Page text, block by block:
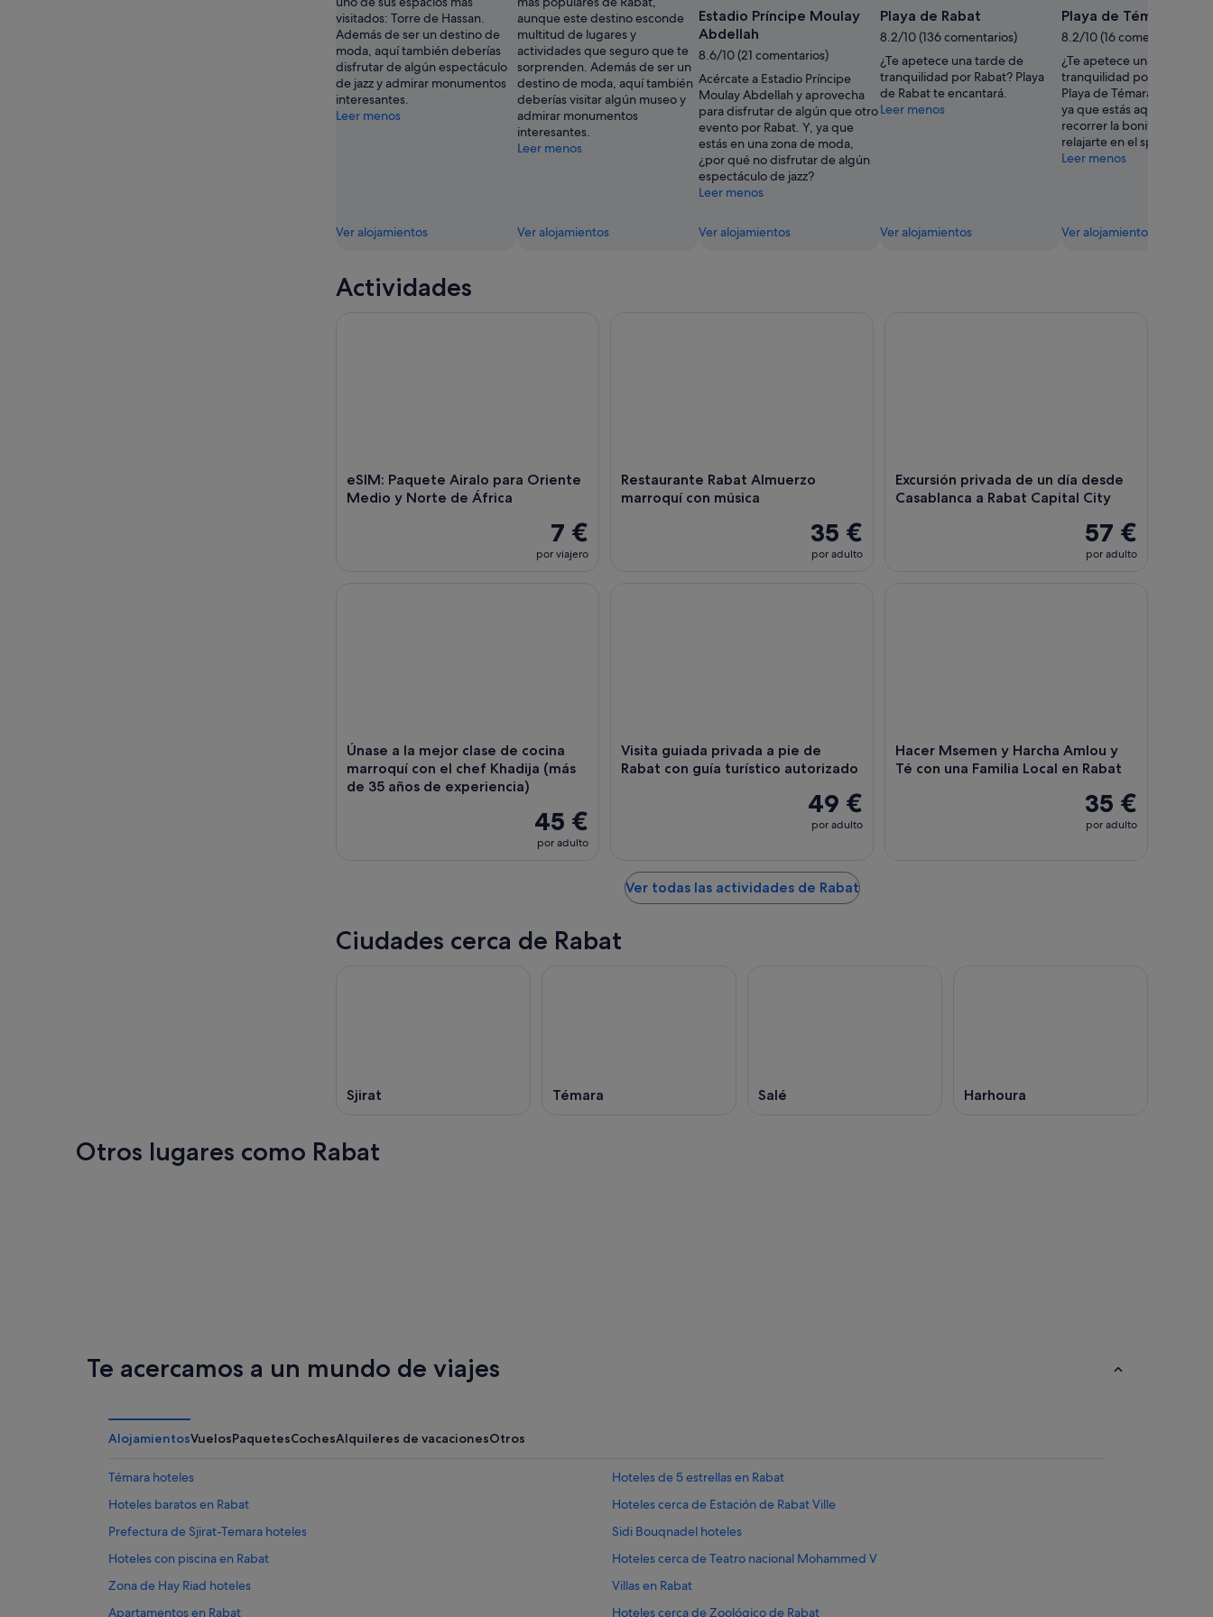
The
Moroccan
National
Tourist
Office
visitados: Torre de Hassan.
Además de ser un destino de
moda, aquí también deberías
disfrutar de algún espectáculo
de jazz y admirar monumentos
interesantes.
Leer menos
Ver alojamientos
aunque este destino esconde
multitud de lugares y
actividades que seguro que te
sorprenden. Además de ser un
destino de moda, aquí también
deberías visitar algún museo y
admirar monumentos
interesantes.
Leer menos
Ver alojamientos
Estadio Príncipe Moulay
Abdellah
8.6/10 (21 comentarios)
Acércate a Estadio Príncipe
Moulay Abdellah y aprovecha
para disfrutar de algún que otro
evento por Rabat. Y, ya que
estás en una zona de moda,
¿por qué no disfrutar de algún
espectáculo de jazz?
Leer menos
Ver alojamientos
Playa de Rabat
8.2/10 (136 comentarios)
¿Te apetece una tarde de
tranquilidad por Rabat? Playa
de Rabat te encantará.
Leer menos
Ver alojamientos
Playa de Témara
8.2/10 (16 comentarios)
¿Te apetece una tarde de
tranquilidad por Harhoura?
Playa de Témara te
ya que estás aquí, ¿por
recorrer la bonita costa o
relajarte en el spa?
Leer menos
Ver alojamientos
Actividades
eSIM: Paquete Airalo para Oriente
Medio y Norte de África
7 €
por viajero
Restaurante Rabat Almuerzo
marroquí con música
35 €
por adulto
Excursión privada de un día desde
Casablanca a Rabat Capital City
57 €
por adulto
Únase a la mejor clase de cocina
marroquí con el chef Khadija (más
de 35 años de experiencia)
45 €
por adulto
Visita guiada privada a pie de
Rabat con guía turístico autorizado
49 €
por adulto
Hacer Msemen y Harcha Amlou y
Té con una Familia Local en Rabat
35 €
por adulto
Ver todas las actividades de Rabat
Ciudades cerca de Rabat
Sjirat Témara Salé Harhoura
Otros lugares como Rabat
Te acercamos a un mundo de viajes
AlojamientosVuelosPaquetesCochesAlquileres de vacacionesOtros
Témara hoteles
Hoteles de 5 estrellas en Rabat
Hoteles baratos en Rabat
Hoteles cerca de Estación de Rabat Ville
Prefectura de Sjirat-Temara hoteles
Sidi Bouqnadel hoteles
Hoteles con piscina en Rabat
Hoteles cerca de Teatro nacional Mohammed V
Zona de Hay Riad hoteles
Villas en Rabat
Apartamentos en Rabat
Hoteles cerca de Zoológico de Rabat